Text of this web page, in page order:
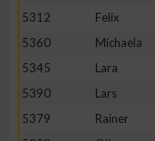
5312
Felix
5360
Michaela
5345
Lara
5390
Lars
5379
Rainer